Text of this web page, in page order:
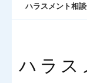
ハラスメント相談
ハラス